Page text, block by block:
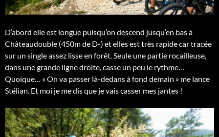
D’abord elle est longue puisqu’on descend jusqu’en bas à
Châteaudouble (450m de D-) et elles est très rapide car tracée
sur un single assez lisse en forêt. Seule une partie rocailleuse,
dans une grande ligne droite, casse un peu le rythme…
Quoique… « On va passer là-dedans à fond demain » me lance
Stélian. Et moi je me dis que je vais casser mes jantes !